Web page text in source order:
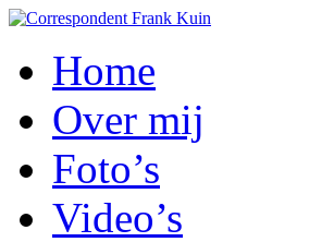
Home
Over mij
Foto’s
Video’s